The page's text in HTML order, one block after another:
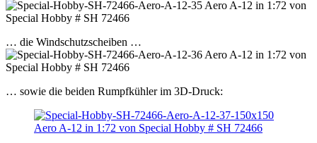
… die Windschutzscheiben …
… sowie die beiden Rumpfkühler im 3D-Druck: